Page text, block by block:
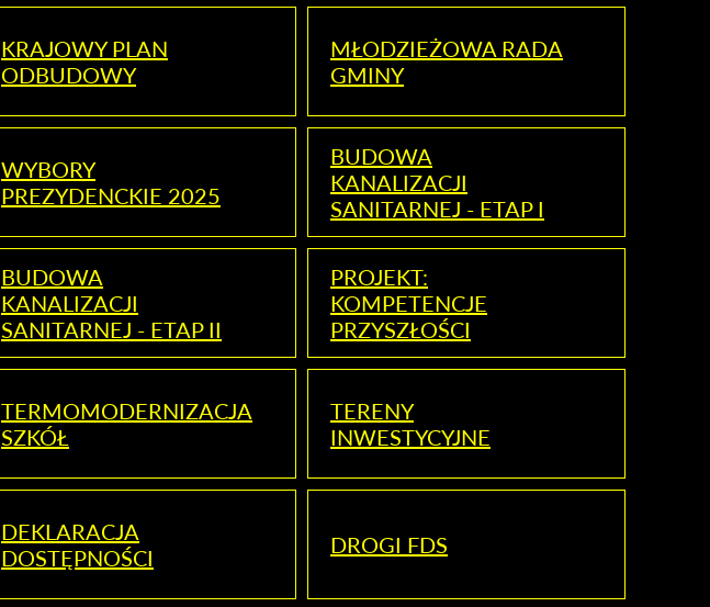
KRAJOWY PLAN
ODBUDOWY
MŁODZIEŻOWA RADA
GMINY
WYBORY
PREZYDENCKIE 2025
BUDOWA
KANALIZACJI
SANITARNEJ - ETAP I
BUDOWA
KANALIZACJI
SANITARNEJ - ETAP II
PROJEKT:
KOMPETENCJE
PRZYSZŁOŚCI
TERMOMODERNIZACJA
SZKÓŁ
TERENY
INWESTYCYJNE
DEKLARACJA
DOSTĘPNOŚCI
DROGI FDS